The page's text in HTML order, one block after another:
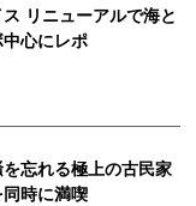
リニューアルで海と
心にレポ
忘れる極上の古民家
時に満喫